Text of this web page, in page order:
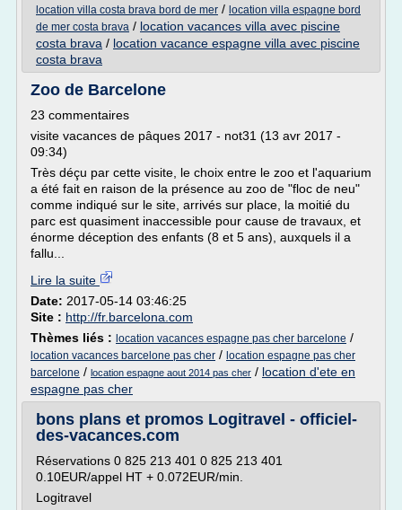
location villa costa brava bord de mer / location villa espagne bord
de mer costa brava / location vacances villa avec piscine
costa brava / location vacance espagne villa avec piscine
costa brava
Zoo de Barcelone
23 commentaires
visite vacances de pâques 2017 - not31 (13 avr 2017 -
09:34)
Très déçu par cette visite, le choix entre le zoo et l'aquarium
a été fait en raison de la présence au zoo de "floc de neu"
comme indiqué sur le site, arrivés sur place, la moitié du
parc est quasiment inaccessible pour cause de travaux, et
énorme déception des enfants (8 et 5 ans), auxquels il a
fallu...
Lire la suite
Date: 2017-05-14 03:46:25
Site : http://fr.barcelona.com
Thèmes liés : location vacances espagne pas cher barcelone /
location vacances barcelone pas cher / location espagne pas cher
barcelone / location espagne aout 2014 pas cher / location d'ete en
espagne pas cher
bons plans et promos Logitravel - officiel-
des-vacances.com
Réservations 0 825 213 401 0 825 213 401
0.10EUR/appel HT + 0.072EUR/min.
Logitravel